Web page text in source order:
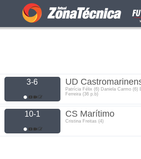
3-6 UD
Patrícia Félix (6) Daniela Carmo (6)
Ferreira (36 p.b)
10-1 CS Marítimo
Cristina Freitas (4)